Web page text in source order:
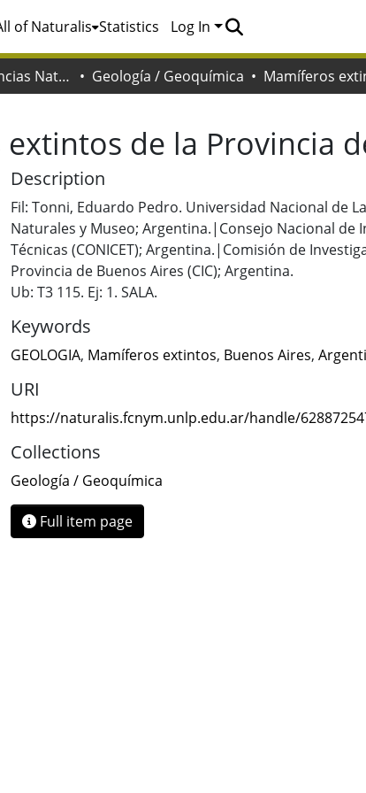
of Naturalis Statistics Log In
Facultad de Ciencias Naturales y Museo Geología / Geoquímica
de la Provincia
Description
Fil: Tonni, Eduardo Pedro. Universidad Nacional de
Naturales y Museo; Argentina.|Consejo Nacional de
Técnicas (CONICET); Argentina.|Comisión de
Provincia de Buenos Aires (CIC); Argentina.
Ub: T3 115. Ej: 1. SALA.
Keywords
GEOLOGIA, Mamíferos extintos, Buenos Aires,
URI
https://naturalis.fcnym.unlp.edu.ar/handle/
Collections
Geología / Geoquímica
Full item page